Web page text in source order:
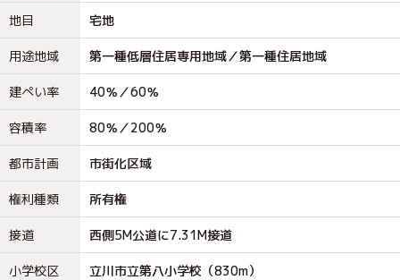
地目 宅地
用途地域 第一種低層住居専用地域／第一種住居地域
建ぺい率 40％／60％
容積率 80％／200％
都市計画 市街化区域
権利種類 所有権
接道 西側5M公道に7.31M接道
小学校区 立川市立第八小学校（830m）